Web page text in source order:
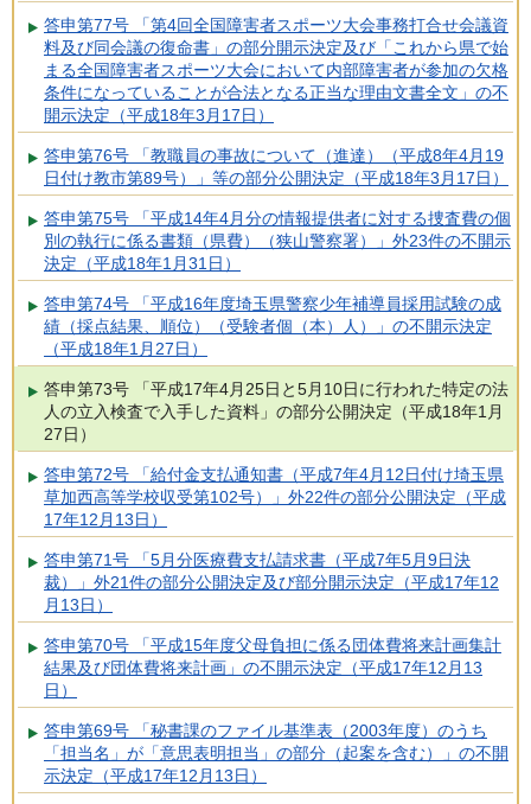
答申第77号 「第4回全国障害者スポーツ大会事務打合せ会議資
料及び同会議の復命書」の部分開示決定及び「これから県で始
まる全国障害者スポーツ大会において内部障害者が参加の欠格
条件になっていることが合法となる正当な理由文書全文」の不
開示決定（平成18年3月17日）
答申第76号 「教職員の事故について（進達）（平成8年4月19
日付け教市第89号）」等の部分公開決定（平成18年3月17日）
答申第75号 「平成14年4月分の情報提供者に対する捜査費の個
別の執行に係る書類（県費）（狭山警察署）」外23件の不開示
決定（平成18年1月31日）
答申第74号 「平成16年度埼玉県警察少年補導員採用試験の成
績（採点結果、順位）（受験者個（本）人）」の不開示決定
（平成18年1月27日）
答申第73号 「平成17年4月25日と5月10日に行われた特定の法
人の立入検査で入手した資料」の部分公開決定（平成18年1月
27日）
答申第72号 「給付金支払通知書（平成7年4月12日付け埼玉県
草加西高等学校収受第102号）」外22件の部分公開決定（平成
17年12月13日）
答申第71号 「5月分医療費支払請求書（平成7年5月9日決
裁）」外21件の部分公開決定及び部分開示決定（平成17年12
月13日）
答申第70号 「平成15年度父母負担に係る団体費将来計画集計
結果及び団体費将来計画」の不開示決定（平成17年12月13
日）
答申第69号 「秘書課のファイル基準表（2003年度）のうち
「担当名」が「意思表明担当」の部分（起案を含む）」の不開
示決定（平成17年12月13日）